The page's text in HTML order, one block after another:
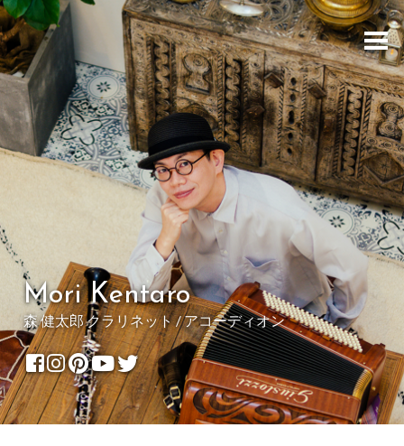
Mori Kentaro
森 健太郎 クラリネット / アコーディオン